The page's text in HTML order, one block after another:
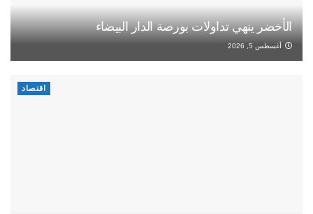
الأخضر ينهي تداولات بورصة الدار البيضاء
أغسطس 5, 2026
اقتصاد